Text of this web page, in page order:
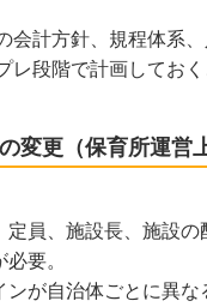
会計方針、規程体系
レ段階で計画しておく
変更（保育所運営
定員、施設長、施設の
必要。
ンが自治体ごとに異な